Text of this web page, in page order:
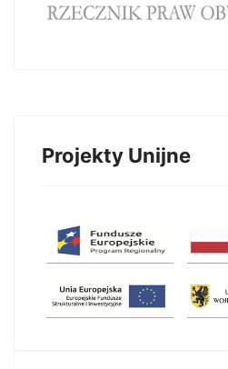
Projekty Unijne